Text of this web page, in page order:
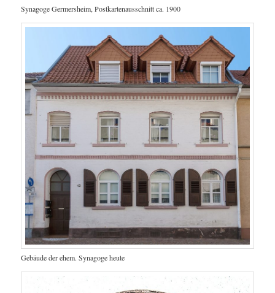
Synagoge Germersheim, Postkartenausschnitt ca. 1900
Gebäude der ehem. Synagoge heute